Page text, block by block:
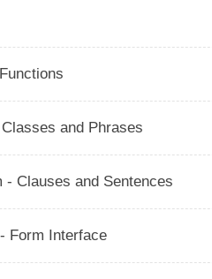
and Phrases
- Clauses and Sentences
Form Interface